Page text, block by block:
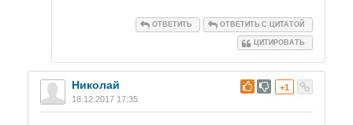
ОТВЕТИТЬ ОТВЕТИТЬ С ЦИТАТОЙ
ЦИТИРОВАТЬ
# +1
Николай
18.12.2017 17:35